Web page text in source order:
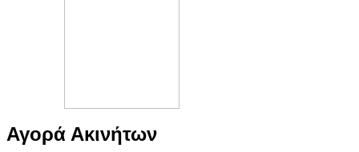
Αγορά Ακινήτων